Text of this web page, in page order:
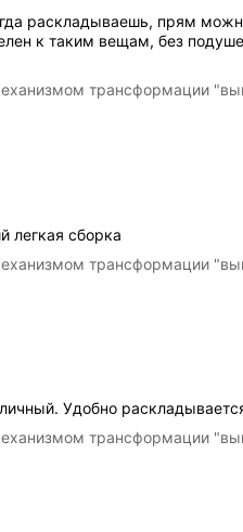
раскладываешь, прям
к таким вещам, без
трансформации
легкая сборка
трансформации
Удобно
трансформации